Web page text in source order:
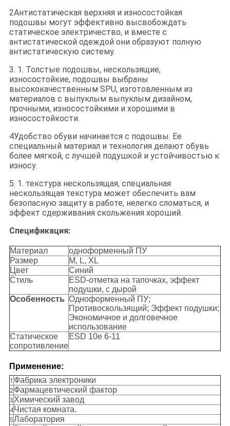
2Антистатическая верхняя и износостойкая
подошвы могут эффективно высвобождать
статическое электричество, и вместе с
антистатической одеждой они образуют полную
антистатическую систему.
3. 1. Толстые подошвы, нескользящие,
износостойкие, подошвы выбраны
высококачественным SPU, изготовленным из
материалов с выпуклым выпуклым дизайном,
прочными, износостойкими и хорошими в
износостойкости.
4Удобство обуви начинается с подошвы. Ее
специальный материал и технология делают обувь
более мягкой, с лучшей подушкой и устойчивостью к
износу.
5. 1. текстура нескользящая, специальная
нескользящая текстура может обеспечить вам
безопасную защиту в работе, нелегко сломаться, и
эффект сдерживания скольжения хороший.
Спецификация:
Материал
одноформенный ПУ
Размер
M, L, XL
Цвет
Синий
Стиль
ESD-отметка на тапочках, эффект
подушки, с дырой
Особенность Одноформенный ПУ;
Противоскользящий; Эффект подушки;
Экономичное и долговечное
использование
Статическое
сопротивление
ESD 10e 6-11
Применение:
1 Фабрика электроники
2Фармацевтический фактор
3Химический завод
4Чистая комната.
5Лаборатория